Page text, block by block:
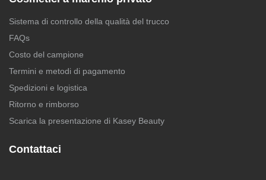
Sistema di controllo della qualità del trucco
FAQs
Costo del campione
Termini e metodi di pagamento
Spedizioni e logistica
Ritorno e rimborso
Scarica la presentazione di Kasey Beauty
Contattaci